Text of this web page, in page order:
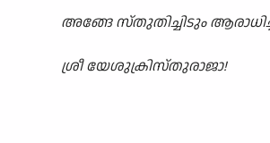
അങ്ങേ സ്തുതിച്ചിടും
ശ്രീ യേശുക്രിസ്തുരാജാ!